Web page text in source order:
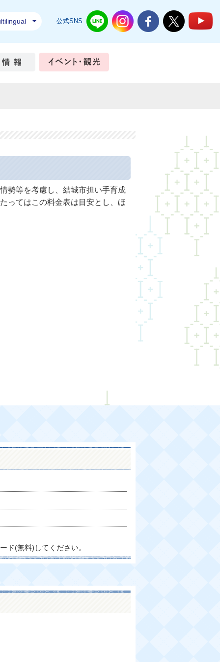
公式SNS 結城市公式LINE結城市公式Instagram
結城市公式Facebook
結城市公式
づくり 市政情報
勢等を考慮し、結城市担い手育成
ってはこの料金表は目安とし、ほ
ド(無料)してください。